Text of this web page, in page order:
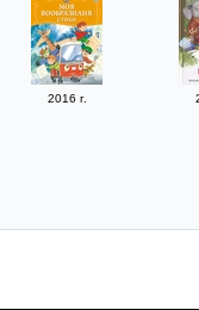
2016 г.